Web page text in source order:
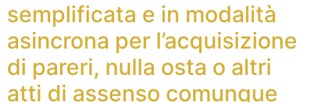
semplificata e in modalità
asincrona per l’acquisizione
di pareri, nulla osta o altri
atti di assenso comunque